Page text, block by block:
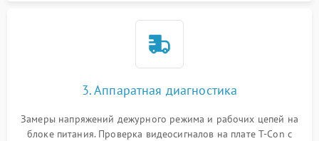
3. Аппаратная диагностика
Замеры напряжений дежурного режима и рабочих цепей на
блоке питания. Проверка видеосигналов на плате T-Con с